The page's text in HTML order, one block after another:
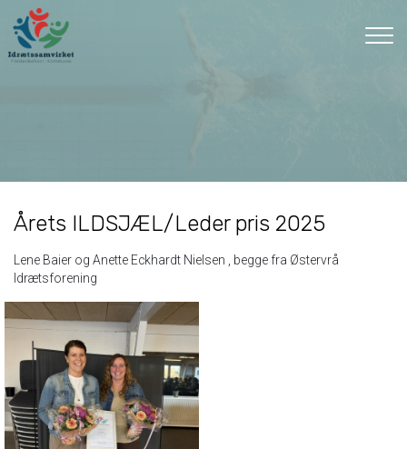
hovedindhold
Årets ILDSJÆL/Leder pris 2025
Lene Baier og Anette Eckhardt Nielsen , begge fra Østervrå
Idrætsforening